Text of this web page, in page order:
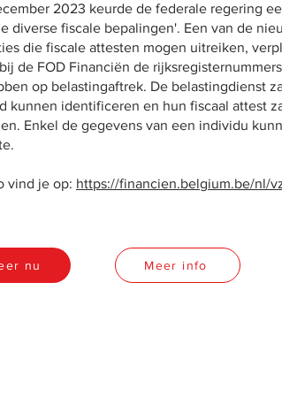
2023 keurde de federale regering
diverse fiscale bepalingen'. Een van de
die fiscale attesten mogen uitreiken,
de FOD Financiën de
op belastingaftrek. De belastingdienst
kunnen identificeren en hun fiscaal attest
Enkel de gegevens van een individu
vind je op: https://financien.belgium.be/nl/
nu Meer info